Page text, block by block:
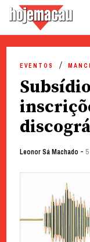
content
EVENTOS
Leonor Sá Machado -